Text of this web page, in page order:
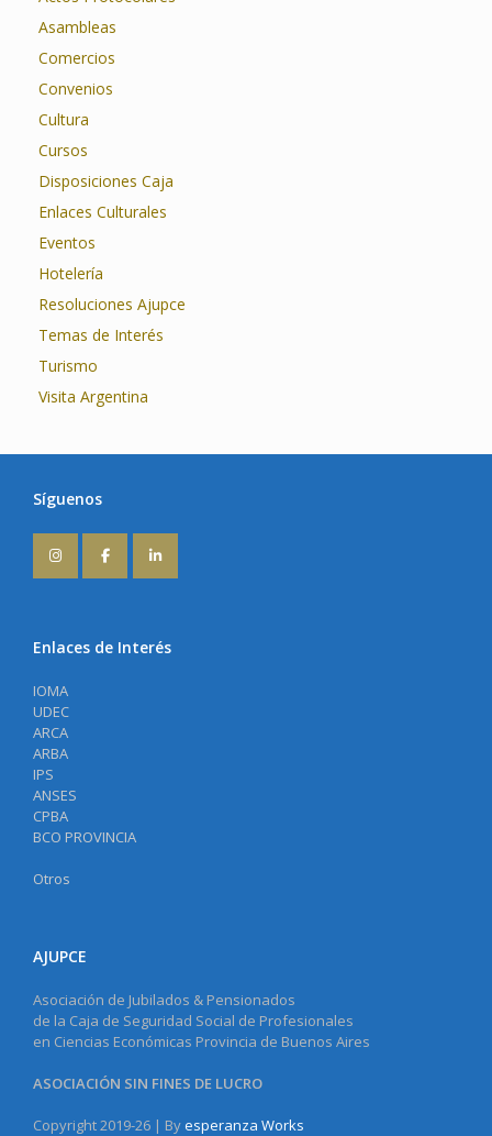
Asambleas
Comercios
Convenios
Cultura
Cursos
Disposiciones Caja
Enlaces Culturales
Eventos
Hotelería
Resoluciones Ajupce
Temas de Interés
Turismo
Visita Argentina
Síguenos
Enlaces de Interés
IOMA
UDEC
ARCA
ARBA
IPS
ANSES
CPBA
BCO PROVINCIA
Otros
AJUPCE
Asociación de Jubilados & Pensionados
de la Caja de Seguridad Social de Profesionales
en Ciencias Económicas Provincia de Buenos Aires
ASOCIACIÓN SIN FINES DE LUCRO
Copyright 2019-26 | Byesperanza Works